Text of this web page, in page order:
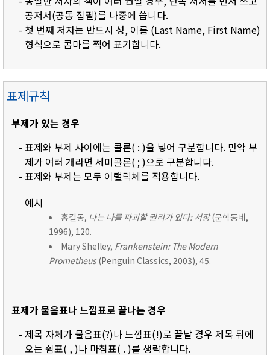
공저서(공동 집필)를 나중에 씁니다.
- 첫 번째 저자는 반드시 성, 이름 (Last Name, First Name)
형식으로 콤마를 찍어 표기합니다.
표제규칙
부제가 있는 경우
- 표제와 부제 사이에는 콜론( : )을 넣어 구분합니다. 만약 부
제가 여러 개라면 세미콜론( ; )으로 구분합니다.
- 표제와 부제는 모두 이탤릭체를 적용합니다.
예시
홍길동, 나는 나를 파괴할 권리가 있다: 서장(문학동네,
1996), 120.
Mary Shelley, Frankenstein: The Modern
Prometheus(Penguin Classics, 2003), 45.
표제가 물음표나 느낌표로 끝나는 경우
- 제목 자체가 물음표(?)나 느낌표(!)로 끝날 경우 제목 뒤에
오는 쉼표( , )나 마침표( . )를 생략합니다.